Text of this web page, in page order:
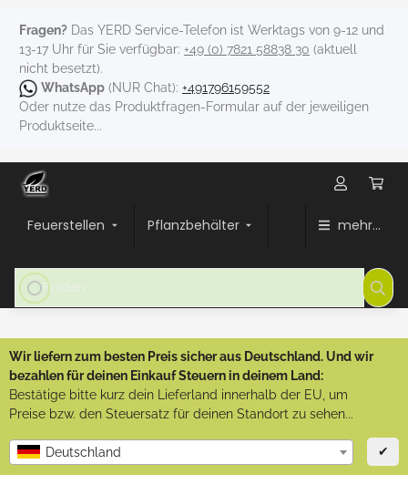
Fragen? Das YERD Service-Telefon ist Werktags von 9-12 und
13-17 Uhr für Sie verfügbar: +49 (0) 7821 58838 30 (aktuell
nicht besetzt).
WhatsApp (NUR Chat): +491796159552
Oder nutze das Produktfragen-Formular auf der jeweiligen
Produktseite...
Feuerstellen Pflanzbehälter mehr...
Wir liefern zum besten Preis sicher aus Deutschland. Und wir
bezahlen für deinen Einkauf Steuern in deinem Land:
Bestätige bitte kurz dein Lieferland innerhalb der EU, um
Preise bzw. den Steuersatz für deinen Standort zu sehen...
Deutschland ✔